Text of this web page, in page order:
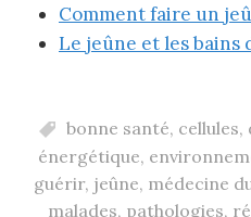
Comment faire un
Le jeûne et les bains
bonne santé, cellules,
énergétique,
guérir, jeûne, médecine
malades, pathologies,